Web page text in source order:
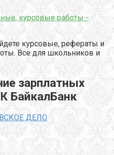
курсовые работы -
курсовые, рефераты и
Все для школьников и
зарплатных
БайкалБанк
ДЕЛО